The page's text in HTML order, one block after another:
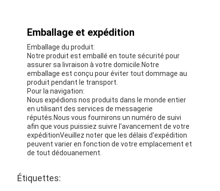
Emballage et expédition
Emballage du produit:
Notre produit est emballé en toute sécurité pour
assurer sa livraison à votre domicile.Notre
emballage est conçu pour éviter tout dommage au
produit pendant le transport.
Pour la navigation:
Nous expédions nos produits dans le monde entier
en utilisant des services de messagerie
réputés.Nous vous fournirons un numéro de suivi
afin que vous puissiez suivre l'avancement de votre
expéditionVeuillez noter que les délais d'expédition
peuvent varier en fonction de votre emplacement et
de tout dédouanement.
Étiquettes: